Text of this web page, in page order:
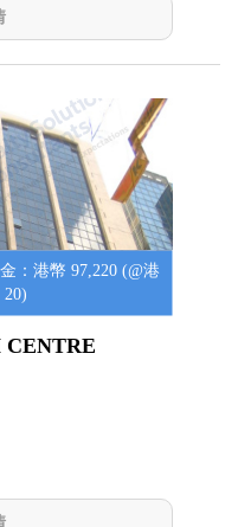
：港幣 97,220 (@港
20)
CENTRE